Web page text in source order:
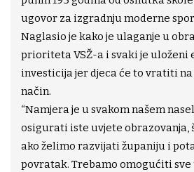
ugovor za izgradnju moderne
Naglasio je kako je ulaganje u
prioriteta VSŽ-a i svaki je uloženi
investicija jer djeca će to vratiti
način.
“Namjera je u svakom našem
osigurati iste uvjete obrazovanja,
ako želimo razvijati županiju i
povratak. Trebamo omogućiti sve